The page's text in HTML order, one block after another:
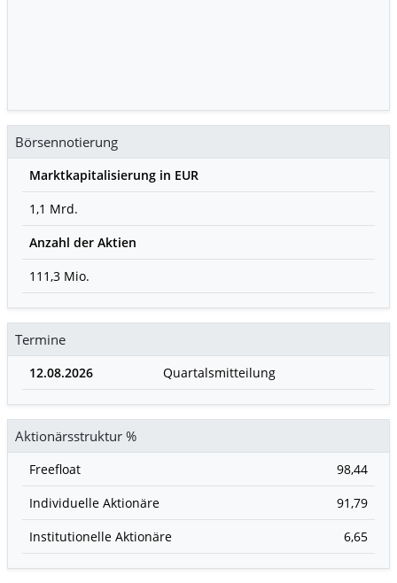
Börsennotierung
Marktkapitalisierung in EUR
1,1 Mrd.
Anzahl der Aktien
111,3 Mio.
Termine
12.08.2026 Quartalsmitteilung
Aktionärsstruktur %
Freefloat
98,44
Individuelle Aktionäre
91,79
Institutionelle Aktionäre
6,65